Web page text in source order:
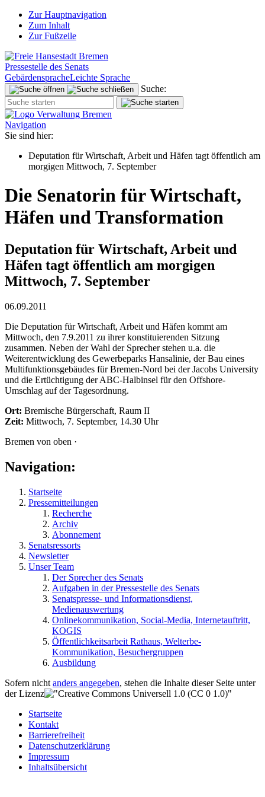
Zur Hauptnavigation
Zum Inhalt
Zur Fußzeile
Pressestelle des Senats
GebärdenspracheLeichte Sprache
Suche:
Navigation
Sie sind hier:
Deputation für Wirtschaft, Arbeit und Häfen tagt öffentlich am
morgigen Mittwoch, 7. September
Die Senatorin für Wirtschaft,
Häfen und Transformation
Deputation für Wirtschaft, Arbeit und
Häfen tagt öffentlich am morgigen
Mittwoch, 7. September
06.09.2011
Die Deputation für Wirtschaft, Arbeit und Häfen kommt am
Mittwoch, den 7.9.2011 zu ihrer konstituierenden Sitzung
zusammen. Neben der Wahl der Sprecher stehen u.a. die
Weiterentwicklung des Gewerbeparks Hansalinie, der Bau eines
Multifunktionsgebäudes für Bremen-Nord bei der Jacobs University
und die Ertüchtigung der ABC-Halbinsel für den Offshore-
Umschlag auf der Tagesordnung.
Ort: Bremische Bürgerschaft, Raum II
Zeit: Mittwoch, 7. September, 14.30 Uhr
Bremen von oben ·
Navigation:
Startseite
Pressemitteilungen
Recherche
Archiv
Abonnement
Senatsressorts
Newsletter
Unser Team
Der Sprecher des Senats
Aufgaben in der Pressestelle des Senats
Senatspresse- und Informationsdienst,
Medienauswertung
Onlinekommunikation, Social-Media, Internetauftritt,
KOGIS
Öffentlichkeitsarbeit Rathaus, Welterbe-
Kommunikation, Besuchergruppen
Ausbildung
Sofern nicht anders angegeben, stehen die Inhalte dieser Seite unter
der Lizenz
Startseite
Kontakt
Barrierefreiheit
Datenschutzerklärung
Impressum
Inhaltsübersicht